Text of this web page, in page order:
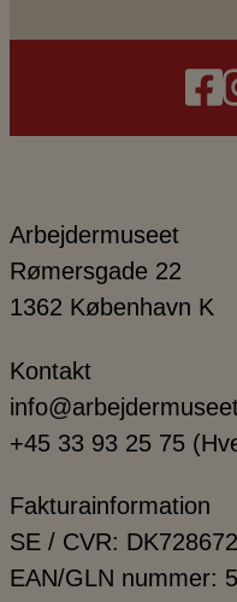
Arbejdermuseet
Rømersgade 22
1362 København K
Kontakt
+45 33 93 25 75
Fakturainformation
SE / CVR:
EAN/GLN nummer: